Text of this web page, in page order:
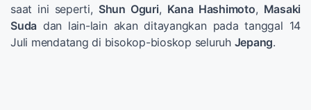
saat ini seperti, Shun Oguri, Kana Hashimoto, Masaki
Suda dan lain-lain akan ditayangkan pada tanggal 14
Juli mendatang di bisokop-bioskop seluruh Jepang.